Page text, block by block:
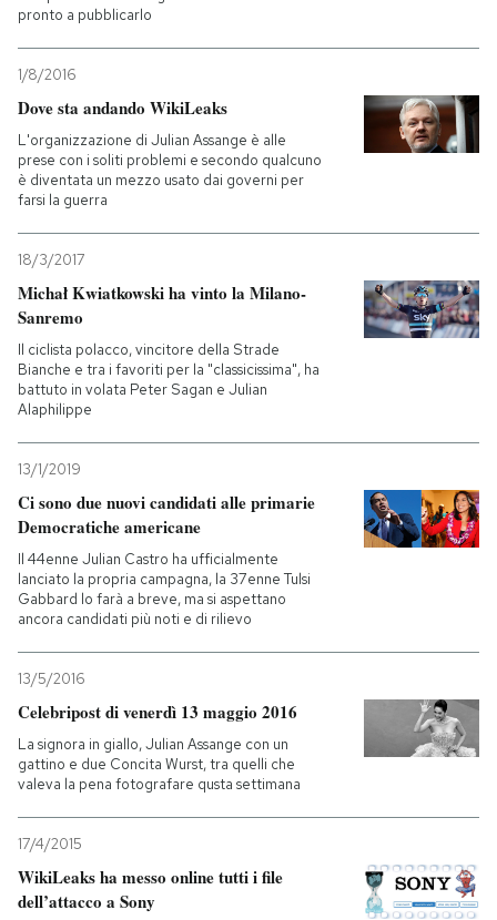
pronto a pubblicarlo
1/8/2016
Dove sta andando WikiLeaks
L'organizzazione di Julian Assange è alle
prese con i soliti problemi e secondo qualcuno
è diventata un mezzo usato dai governi per
farsi la guerra
18/3/2017
Michał Kwiatkowski ha vinto la Milano-
Sanremo
Il ciclista polacco, vincitore della Strade
Bianche e tra i favoriti per la "classicissima", ha
battuto in volata Peter Sagan e Julian
Alaphilippe
13/1/2019
Ci sono due nuovi candidati alle primarie
Democratiche americane
Il 44enne Julian Castro ha ufficialmente
lanciato la propria campagna, la 37enne Tulsi
Gabbard lo farà a breve, ma si aspettano
ancora candidati più noti e di rilievo
13/5/2016
Celebripost di venerdì 13 maggio 2016
La signora in giallo, Julian Assange con un
gattino e due Concita Wurst, tra quelli che
valeva la pena fotografare qusta settimana
17/4/2015
WikiLeaks ha messo online tutti i file
dell’attacco a Sony